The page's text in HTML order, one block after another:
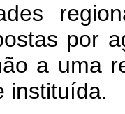
por
a uma
instituída.